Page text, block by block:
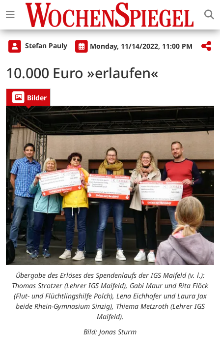
Stefan Pauly Monday, 11/14/2022, 11:00 PM
10.000 Euro »erlaufen«
Bilder
Übergabe des Erlöses des Spendenlaufs der IGS Maifeld (v. l.):
Thomas Strotzer (Lehrer IGS Maifeld), Gabi Maur und Rita Flöck
(Flut- und Flüchtlingshilfe Polch), Lena Eichhofer und Laura Jax
beide Rhein-Gymnasium Sinzig), Thiema Metzroth (Lehrer IGS
Maifeld).
Bild: Jonas Sturm